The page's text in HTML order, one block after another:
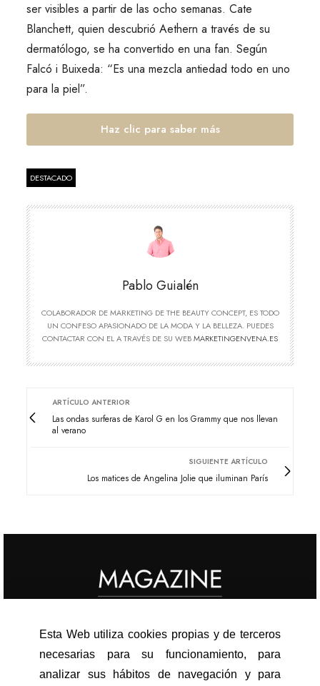
ser visibles a partir de las ocho semanas. Cate
Blanchett, quien descubrió Aethern a través de su
dermatólogo, se ha convertido en una fan. Según
Falcó i Buixeda: “Es una mezcla antiedad todo en uno
para la piel”.
Haz clic para saber más
DESTACADO
Pablo Guialén
COLABORADOR DE MARKETING DE THE BEAUTY CONCEPT, ES TODO
UN CONFESO APASIONADO DE LA MODA Y LA BELLEZA. PUEDES
CONTACTAR CON EL A TRAVÉS DE SU WEBMARKETINGENVENA.ES
ARTÍCULO ANTERIOR
Las ondas surferas de Karol G en los Grammy que nos llevan
al verano
SIGUIENTE ARTÍCULO
Los matices de Angelina Jolie que iluminan París
ACTUALIDAD
CELEBRITIES
Esta Web utiliza cookies propias y de terceros
necesarias para su funcionamiento, para
analizar sus hábitos de navegación y para